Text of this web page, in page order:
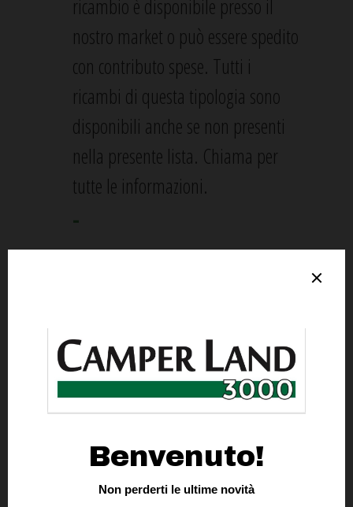
ricambio è disponibile presso il
nostro market o può essere spedito
con contributo spese. Tutti i
ricambi di questa tipologia sono
disponibili anche se non presenti
nella presente lista. Chiama per
tutte le informazioni.
-
GOK PRESA ESTERNA ACQUA
E GAS
Gok presa esterna acqua e gas.
Questo ricambio è disponibile